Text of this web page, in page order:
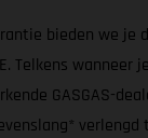
bieden we je
Telkens
GASGAS-